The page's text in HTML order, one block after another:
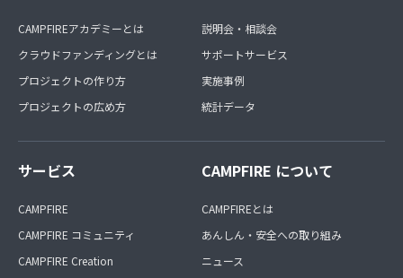
CAMPFIREアカデミーとは
クラウドファンディングとは
プロジェクトの作り方
プロジェクトの広め方
説明会・相談会
サポートサービス
実施事例
統計データ
サービス
CAMPFIRE
CAMPFIRE コミュニティ
CAMPFIRE Creation
CAMPFIRE について
CAMPFIREとは
あんしん・安全への取り組み
ニュース